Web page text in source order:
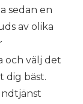
sedan en
av olika
och välj det
dig bäst.